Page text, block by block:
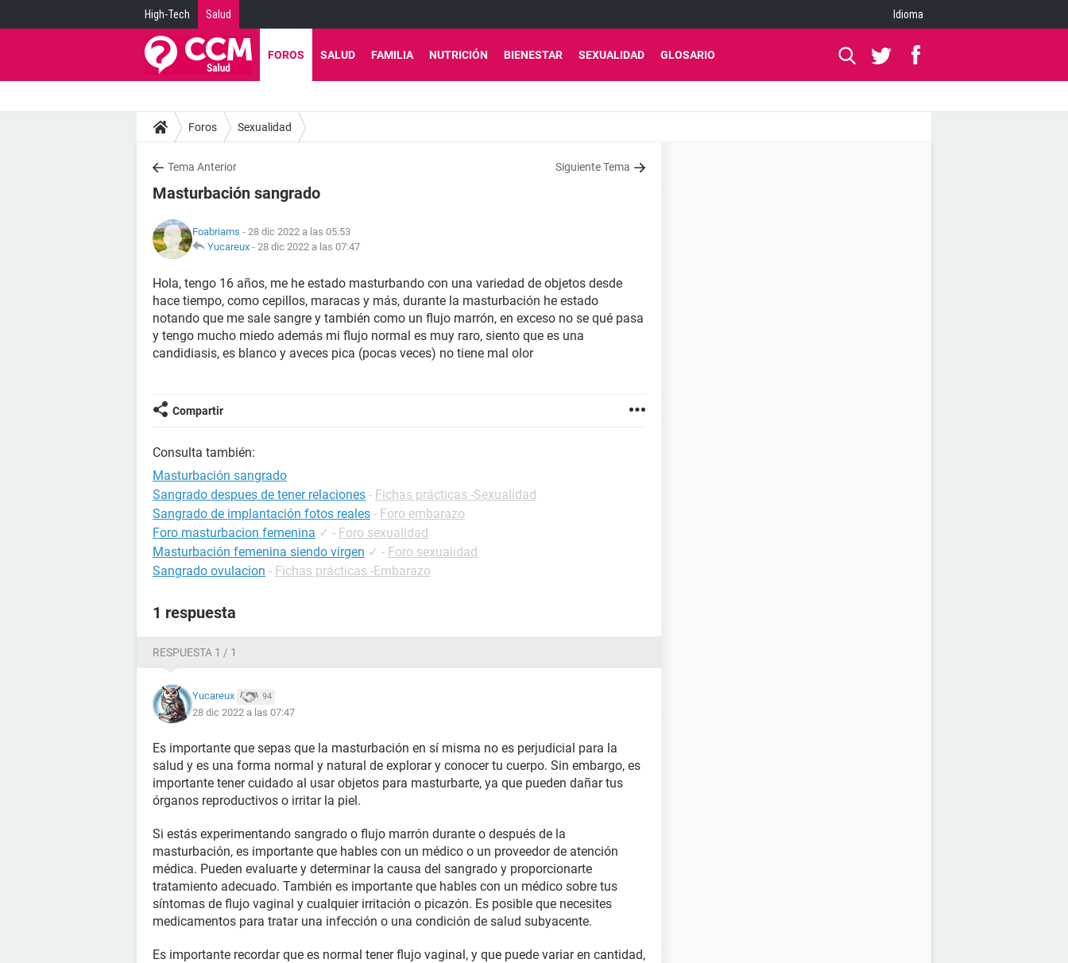
High-Tech Salud Idioma
FOROS SALUD FAMILIA NUTRICIÓN BIENESTAR SEXUALIDAD GLOSARIO
Foros Sexualidad
Tema Anterior Siguiente Tema
Masturbación sangrado
Foabriams - 28 dic 2022 a las 05:53
Yucareux - 28 dic 2022 a las 07:47
Hola, tengo 16 años, me he estado masturbando con una variedad de objetos desde
hace tiempo, como cepillos, maracas y más, durante la masturbación he estado
notando que me sale sangre y también como un flujo marrón, en exceso no se qué pasa
y tengo mucho miedo además mi flujo normal es muy raro, siento que es una
candidiasis, es blanco y aveces pica (pocas veces) no tiene mal olor
Compartir
Consulta también:
Masturbación sangrado
Sangrado despues de tener relaciones - Fichas prácticas -Sexualidad
Sangrado de implantación fotos reales - Foro embarazo
Foro masturbacion femenina ✓ - Foro sexualidad
Masturbación femenina siendo virgen ✓ - Foro sexualidad
Sangrado ovulacion - Fichas prácticas -Embarazo
1 respuesta
RESPUESTA 1 / 1
Yucareux 94
28 dic 2022 a las 07:47
Es importante que sepas que la masturbación en sí misma no es perjudicial para la
salud y es una forma normal y natural de explorar y conocer tu cuerpo. Sin embargo, es
importante tener cuidado al usar objetos para masturbarte, ya que pueden dañar tus
órganos reproductivos o irritar la piel.
Si estás experimentando sangrado o flujo marrón durante o después de la
masturbación, es importante que hables con un médico o un proveedor de atención
médica. Pueden evaluarte y determinar la causa del sangrado y proporcionarte
tratamiento adecuado. También es importante que hables con un médico sobre tus
síntomas de flujo vaginal y cualquier irritación o picazón. Es posible que necesites
medicamentos para tratar una infección o una condición de salud subyacente.
Es importante recordar que es normal tener flujo vaginal, y que puede variar en cantidad,